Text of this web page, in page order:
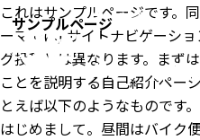
サンプルページ
これはサンプルページです。
ーマでは) サイトナビゲーシ
グ投稿とは異なります。まず
ことを説明する自己紹介ペー
とえば以下のようなものです。
はじめまして。昼間はバイク